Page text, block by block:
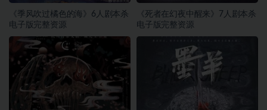
《季风吹过橘色的海》6人剧本杀
电子版完整资源
《死者在幻夜中醒来》7人剧本杀
电子版完整资源